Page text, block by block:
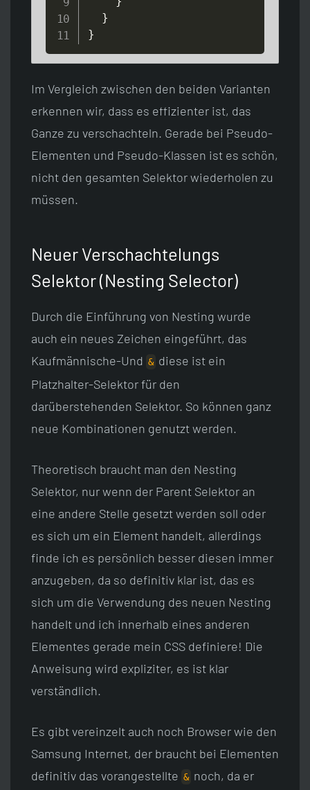
}
}
Im Vergleich zwischen den beiden Varianten
erkennen wir, dass es effizienter ist, das
Ganze zu verschachteln. Gerade bei Pseudo-
Elementen und Pseudo-Klassen ist es schön,
nicht den gesamten Selektor wiederholen zu
müssen.
Neuer Verschachtelungs
Selektor (Nesting Selector)
Durch die Einführung von Nesting wurde
auch ein neues Zeichen eingeführt, das
Kaufmännische-Und & diese ist ein
Platzhalter-Selektor für den
darüberstehenden Selektor. So können ganz
neue Kombinationen genutzt werden.
Theoretisch braucht man den Nesting
Selektor, nur wenn der Parent Selektor an
eine andere Stelle gesetzt werden soll oder
es sich um ein Element handelt, allerdings
finde ich es persönlich besser diesen immer
anzugeben, da so definitiv klar ist, das es
sich um die Verwendung des neuen Nesting
handelt und ich innerhalb eines anderen
Elementes gerade mein CSS definiere! Die
Anweisung wird expliziter, es ist klar
verständlich.
Es gibt vereinzelt auch noch Browser wie den
Samsung Internet, der braucht bei Elementen
definitiv das vorangestellte & noch, da er